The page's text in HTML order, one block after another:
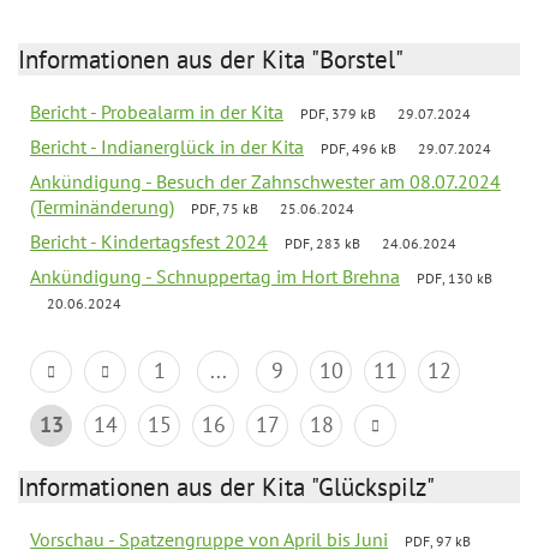
Informationen aus der Kita "Borstel"
Bericht - Probealarm in der Kita PDF, 379 kB 29.07.2024
Bericht - Indianerglück in der Kita PDF, 496 kB 29.07.2024
Ankündigung - Besuch der Zahnschwester am 08.07.2024
(Terminänderung)
PDF, 75 kB 25.06.2024
Bericht - Kindertagsfest 2024 PDF, 283 kB 24.06.2024
Ankündigung - Schnuppertag im Hort Brehna
PDF, 130 kB
20.06.2024
1 ... 9 10 11
12
13
14 15 16 17 18
Informationen aus der Kita "Glückspilz"
Vorschau - Spatzengruppe von April bis Juni
PDF, 97 kB